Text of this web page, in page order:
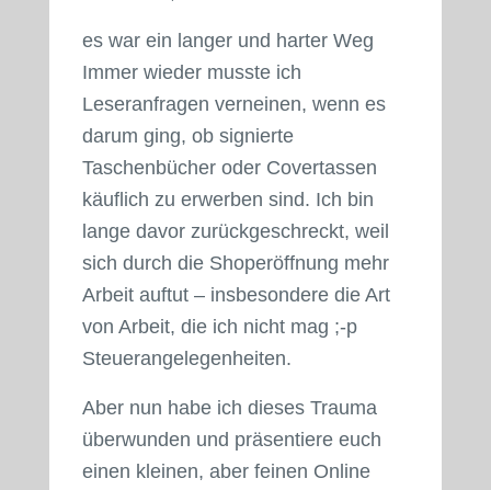
es war ein langer und harter Weg
Immer wieder musste ich
Leseranfragen verneinen, wenn es
darum ging, ob signierte
Taschenbücher oder Covertassen
käuflich zu erwerben sind. Ich bin
lange davor zurückgeschreckt, weil
sich durch die Shoperöffnung mehr
Arbeit auftut – insbesondere die Art
von Arbeit, die ich nicht mag ;-p
Steuerangelegenheiten.
Aber nun habe ich dieses Trauma
überwunden und präsentiere euch
einen kleinen, aber feinen Online